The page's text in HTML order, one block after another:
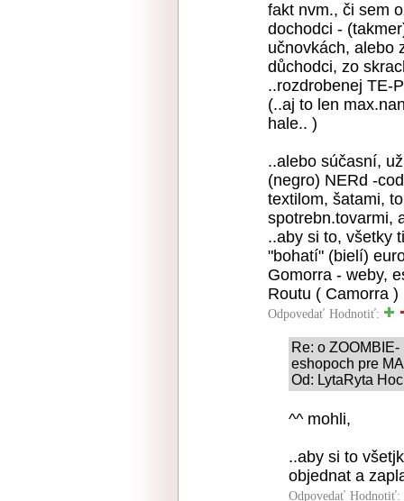
fakt nvm., či sem
dochodci -
učnovkách, alebo
důchodci, zo
..rozdrobenej TE-
(..aj to len
hale.. )
..alebo súčasní,
(negro) NERd -
textilom, šatami,
spotrebn.tovarmi,
..aby si to, všetky
"bohatí" (bielí)
Gomorra - weby,
Routu ( Camorra )
Odpovedať Hodnotiť:
Re: o
eshopoch pre
Od: LytaRyta
^^ mohli,
..aby si to
objednat a
Odpovedať Hodnotiť: